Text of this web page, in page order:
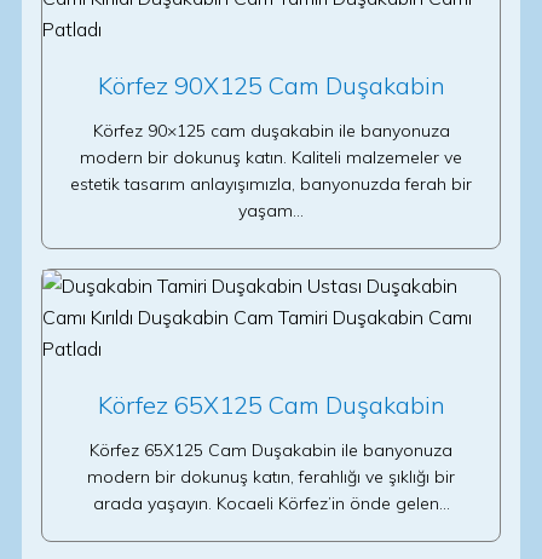
Körfez 90X125 Cam Duşakabin
Körfez 90×125 cam duşakabin ile banyonuza
modern bir dokunuş katın. Kaliteli malzemeler ve
estetik tasarım anlayışımızla, banyonuzda ferah bir
yaşam…
Körfez 65X125 Cam Duşakabin
Körfez 65X125 Cam Duşakabin ile banyonuza
modern bir dokunuş katın, ferahlığı ve şıklığı bir
arada yaşayın. Kocaeli Körfez’in önde gelen…